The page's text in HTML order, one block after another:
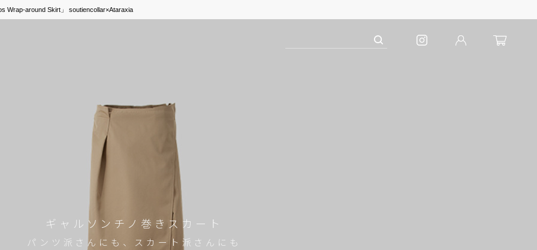
Wrap-around Skirt」 soutiencollar×Ataraxia
ギャルソンチノ巻きスカート
パンツ派さんにも、スカート派さんにも